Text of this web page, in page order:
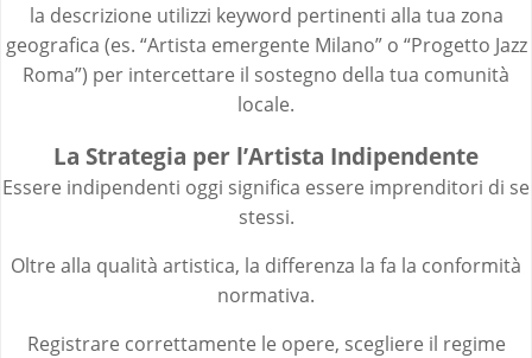
la descrizione utilizzi keyword pertinenti alla tua zona
geografica (es. “Artista emergente Milano” o “Progetto Jazz
Roma”) per intercettare il sostegno della tua comunità
locale.
La Strategia per l’Artista Indipendente
Essere indipendenti oggi significa essere imprenditori di se
stessi.
Oltre alla qualità artistica, la differenza la fa la conformità
normativa.
Registrare correttamente le opere, scegliere il regime